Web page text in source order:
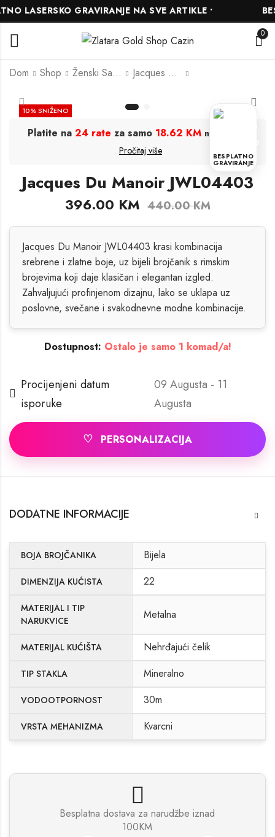
LASERSKO GRAVIRANJE NA SVE ARTIKLE •
0
Dom Shop Ženski Satovi Jacques Du Manoir
Jacques Du Manoir
JWL05403
405.00KM
KM
Jacques Du Manoir
JWL04006
355.50
10% SNIŽENO
BESPLATNO
GRAVIRANJE
Platite na 24 rate za samo 18.62 KM mjesečno
Pročitaj više
Jacques Du Manoir JWL04403
396.00 KM 440.00KM
Jacques Du Manoir JWL04403 krasi kombinacija
srebrene i zlatne boje, uz bijeli brojčanik s rimskim
brojevima koji daje klasičan i elegantan izgled.
Zahvaljujući profinjenom dizajnu, lako se uklapa uz
poslovne, svečane i svakodnevne modne kombinacije.
Dostupnost: Ostalo je samo 1 komad/a!
Procijenjeni datum
isporuke
09 Augusta - 11
Augusta
♡ PERSONALIZACIJA
DODATNE INFORMACIJE
BOJA BROJČANIKA Bijela
DIMENZIJA KUĆISTA 22
MATERIJAL I TIP
NARUKVICE
Metalna
MATERIJAL KUĆIŠTA Nehrđajući čelik
TIP STAKLA Mineralno
VODOOTPORNOST 30m
VRSTA MEHANIZMA Kvarcni
Besplatna dostava za narudžbe iznad
100KM